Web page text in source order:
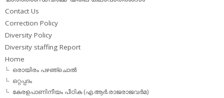
Contact Us
Correction Policy
Diversity Policy
Diversity staffing Report
Home
ഒരായിരം പഴഞ്ചൊല്‍
ഒറ്റപ്പദം
കേരളപാണിനീയം പീഠിക (എ.ആര്‍.രാജരാജവര്‍മ)